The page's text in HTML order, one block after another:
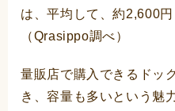
は、平均して、約2,600
（Qrasippo調べ）
量販店で購入できるドッ
き、容量も多いという魅